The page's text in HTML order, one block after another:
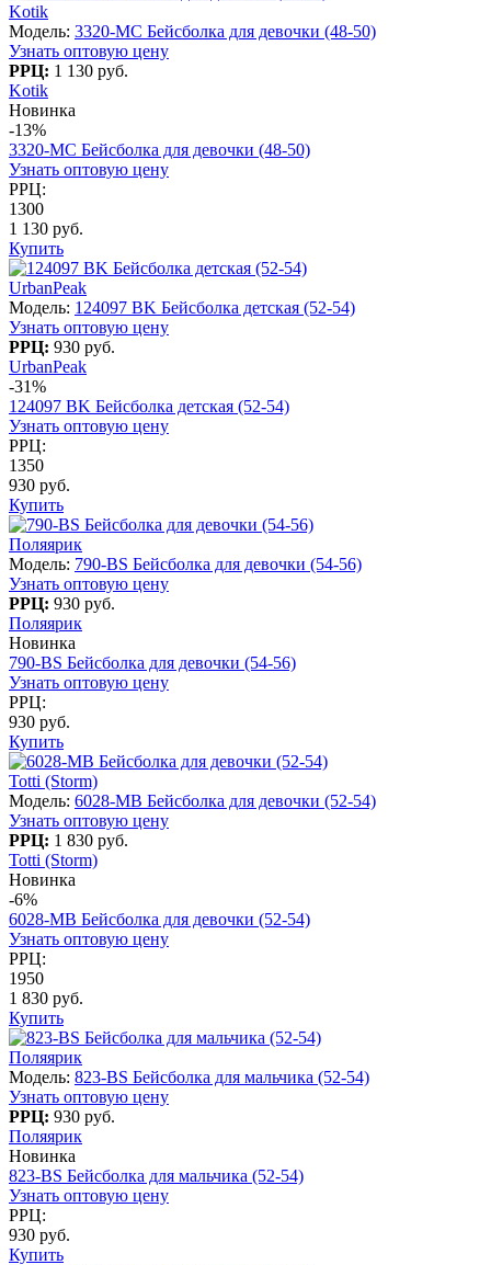
Kotik
Модель: 3320-MC Бейсболка для девочки (48-50)
Узнать оптовую цену
РРЦ: 1 130 руб.
Kotik
Новинка
-13%
3320-MC Бейсболка для девочки (48-50)
Узнать оптовую цену
РРЦ:
1300
1 130 руб.
Купить
UrbanPeak
Модель: 124097 BK Бейсболка детская (52-54)
Узнать оптовую цену
РРЦ: 930 руб.
UrbanPeak
-31%
124097 BK Бейсболка детская (52-54)
Узнать оптовую цену
РРЦ:
1350
930 руб.
Купить
Поляярик
Модель: 790-BS Бейсболка для девочки (54-56)
Узнать оптовую цену
РРЦ: 930 руб.
Поляярик
Новинка
790-BS Бейсболка для девочки (54-56)
Узнать оптовую цену
РРЦ:
930 руб.
Купить
Totti (Storm)
Модель: 6028-МB Бейсболка для девочки (52-54)
Узнать оптовую цену
РРЦ: 1 830 руб.
Totti (Storm)
Новинка
-6%
6028-МB Бейсболка для девочки (52-54)
Узнать оптовую цену
РРЦ:
1950
1 830 руб.
Купить
Поляярик
Модель: 823-BS Бейсболка для мальчика (52-54)
Узнать оптовую цену
РРЦ: 930 руб.
Поляярик
Новинка
823-BS Бейсболка для мальчика (52-54)
Узнать оптовую цену
РРЦ:
930 руб.
Купить